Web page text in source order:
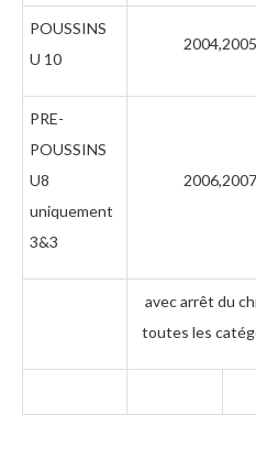
POUSSINS
U 10
2004,2005
PRE-
POUSSINS
U8
uniquement
3&3
2006,2007
avec arrêt du
toutes les